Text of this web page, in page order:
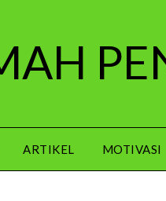
ARTIKEL MOTIVASI